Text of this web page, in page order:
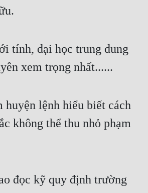
tính, đại học trung dung
xem trọng nhất......
huyện lệnh hiểu biết cách
không thể thu nhỏ phạm
đọc kỹ quy định trường